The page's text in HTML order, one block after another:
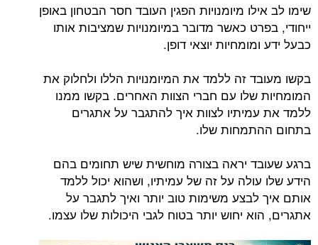
שימו לב אילו מיומנויות הפגין העובד חסר הבטחון באופן
ייחודי, בפרט כאשר מדובר במיומנויות שמציבות אותו
כבעל ידע ומומחיות יוצאי דופן.
בקשו מעובד זה ללמד את המיומנויות הללו ולחלוק את
המומחיות שלו עם חברי הצוות האחרים. בקשו ממנו
ללמד את עמיתיו לצוות איך להתגבר על אתגרים
בתחום ההתמחות שלו.
ברגע שעובד יראה בצורה מוחשית שיש תחומים בהם
הידע שלו עולה על זה של עמיתיו, ושהוא יכול ללמד
אותם איך לבצע משימות טוב יותר ואיך לתגבר על
אתגרים, הוא יחוש יותר בטוח לגבי היכולות שלו עצמו.